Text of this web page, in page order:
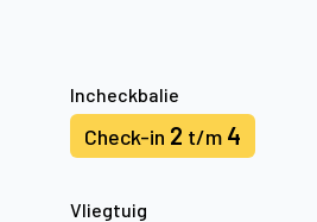
Incheckbalie
Check-in 2 t/m 4
Vliegtuig